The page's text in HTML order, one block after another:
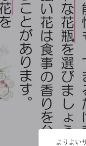
よりよい